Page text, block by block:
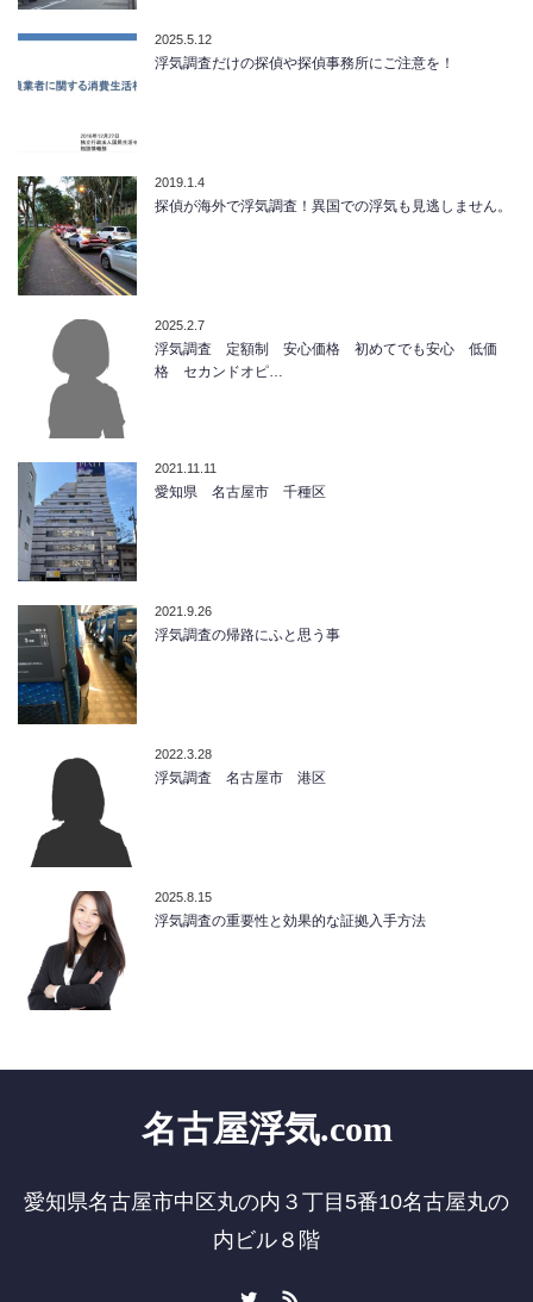
2025.5.12
浮気調査だけの探偵や探偵事務所にご注意を！
2019.1.4
探偵が海外で浮気調査！異国での浮気も見逃しません。
2025.2.7
浮気調査 定額制 安心価格 初めてでも安心 低価
格 セカンドオピ…
2021.11.11
愛知県 名古屋市 千種区
2021.9.26
浮気調査の帰路にふと思う事
2022.3.28
浮気調査 名古屋市 港区
2025.8.15
浮気調査の重要性と効果的な証拠入手方法
名古屋浮気.com
愛知県名古屋市中区丸の内３丁目5番10名古屋丸の
内ビル８階